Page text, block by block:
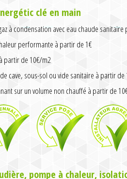
clé en main
à condensation avec eau chaude
performante à partir de 1€
partir de 10€/m2
cave, sous-sol ou vide sanitaire à partir
sur un volume non chauffé à partir de
pompe à chaleur,